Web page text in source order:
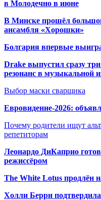
в Молодечно в июне
В Минске прошёл
ансамбля «Хорошки»
Болгария впервые
Drake выпустил сразу
резонанс в музыкальной
Выбор маски сварщика
Евровидение-2026:
Почему родители ищут
репетиторам
Леонардо ДиКаприо
режиссёром
The White Lotus продлён
Холли Берри